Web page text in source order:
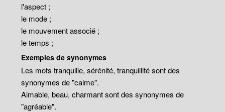
l'aspect ;
le mode ;
le mouvement associé ;
le temps ;
Exemples de synonymes
Les mots tranquille, sérénité, tranquillité sont des
synonymes de "calme".
Aimable, beau, charmant sont des synonymes de
"agréable".